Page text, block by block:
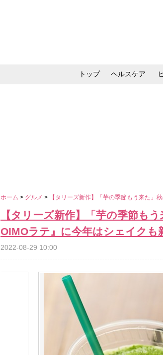
トップ ヘルスケア
ホーム > グルメ > 【タリーズ新作】「芋の季節もう来た」
【タリーズ新作】「芋の季節も
OIMOラテ』に今年はシェイクも
2022-08-29 10:00